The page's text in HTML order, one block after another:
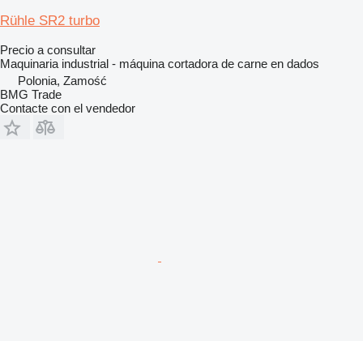
Rühle SR2 turbo
Precio a consultar
Maquinaria industrial - máquina cortadora de carne en dados
Polonia, Zamość
BMG Trade
Contacte con el vendedor